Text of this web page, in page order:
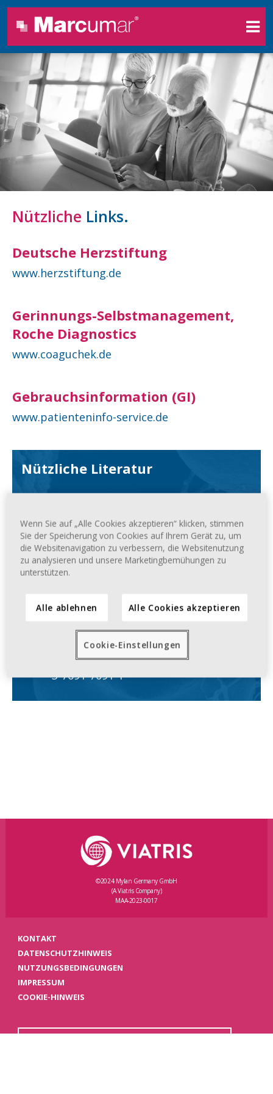
Nützliche Links.
Deutsche Herzstiftung
www.herzstiftung.de
Gerinnungs-Selbstmanagement,
Roche Diagnostics
www.coaguchek.de
Gebrauchsinformation (GI)
www.patienteninfo-service.de
Nützliche Literatur
Gut leben mit Gerinnungshemmern
Verlag, ISBN3-8304-3217-8
Ernährungsratgeber Vitamin K von
Dr. Verena Drebing, TRIAS-Verlag,
Gerinnungs-Selbstbestimmung leicht
gemacht von Dr. med. Angelika
Bernardo und Dr. med. Carola
Halhuber, TRIAS-Verlag, ISBN
3-7691-7091-1
©2024 Mylan Germany GmbH
(A Viatris Company)
MAA-2023-0017
KONTAKT
DATENSCHUTZHINWEIS
NUTZUNGSBEDINGUNGEN
IMPRESSUM
COOKIE-HINWEIS
Wenn Sie auf „Alle Cookies akzeptieren“ klicken, stimmen
Sie der Speicherung von Cookies auf Ihrem Gerät zu, um
die Websitenavigation zu verbessern, die Websitenutzung
zu analysieren und unsere Marketingbemühungen zu
unterstützen.
Alle ablehnen Alle Cookies akzeptieren
Cookie-Einstellungen